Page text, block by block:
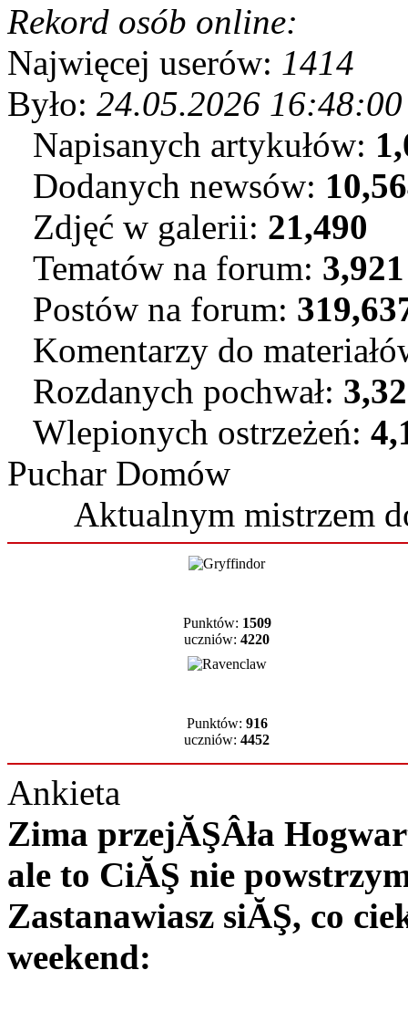
Rekord osób online:
Najwięcej userów: 1414
Było: 24.05.2026 16:48:00
Napisanych artykułów:
Dodanych newsów:
Zdjęć w galerii: 21,490
Tematów na forum: 3,921
Postów na forum:
Komentarzy do
Rozdanych pochwał:
Wlepionych ostrzeżeń:
Puchar Domów
Aktualnym mistrzem
Punktów: 1509
uczniów: 4220
Punktów: 916
uczniów: 4452
Ankieta
Zima przejĂŞÂła
ale to CiĂŞ nie
Zastanawiasz siĂŞ, co
weekend: